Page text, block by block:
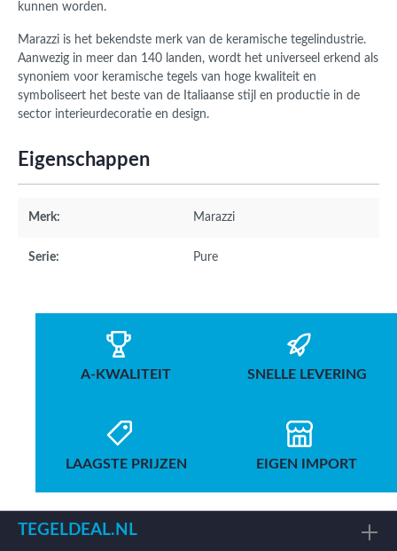
kunnen worden.
Marazzi is het bekendste merk van de keramische tegelindustrie.
Aanwezig in meer dan 140 landen, wordt het universeel erkend als
synoniem voor keramische tegels van hoge kwaliteit en
symboliseert het beste van de Italiaanse stijl en productie in de
sector interieurdecoratie en design.
Eigenschappen
Merk: Marazzi
Serie: Pure
A-KWALITEIT SNELLE LEVERING
LAAGSTE PRIJZEN EIGEN IMPORT
TEGELDEAL.NL